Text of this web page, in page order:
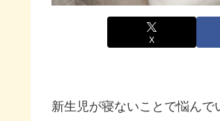
X
新生児が寝ないことで悩ん